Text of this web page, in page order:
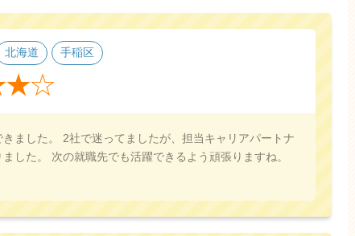
北海道 手稲区
★★
ました。 2社で迷ってましたが、担当キャリアパートナ
した。 次の就職先でも活躍できるよう頑張りますね。